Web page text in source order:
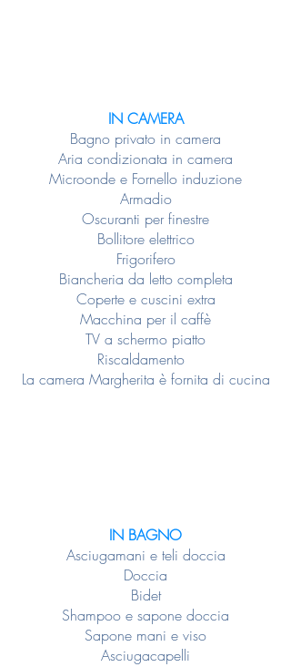
IN CAMERA
Bagno privato in camera
Aria condizionata in camera
Microonde e Fornello induzione
Armadio
Oscuranti per finestre
Bollitore elettrico
Frigorifero
Biancheria da letto completa
Coperte e cuscini extra
Macchina per il caffè
TV a schermo piatto
Riscaldamento
La camera Margherita è fornita di cucina
IN BAGNO
Asciugamani e teli doccia
Doccia
Bidet
Shampoo e sapone doccia
Sapone mani e viso
Asciugacapelli